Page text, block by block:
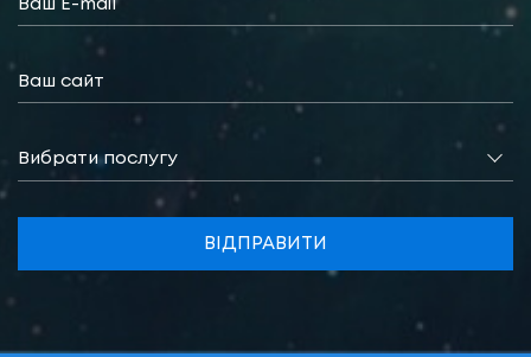
Вибрати послугу
ВІДПРАВИТИ